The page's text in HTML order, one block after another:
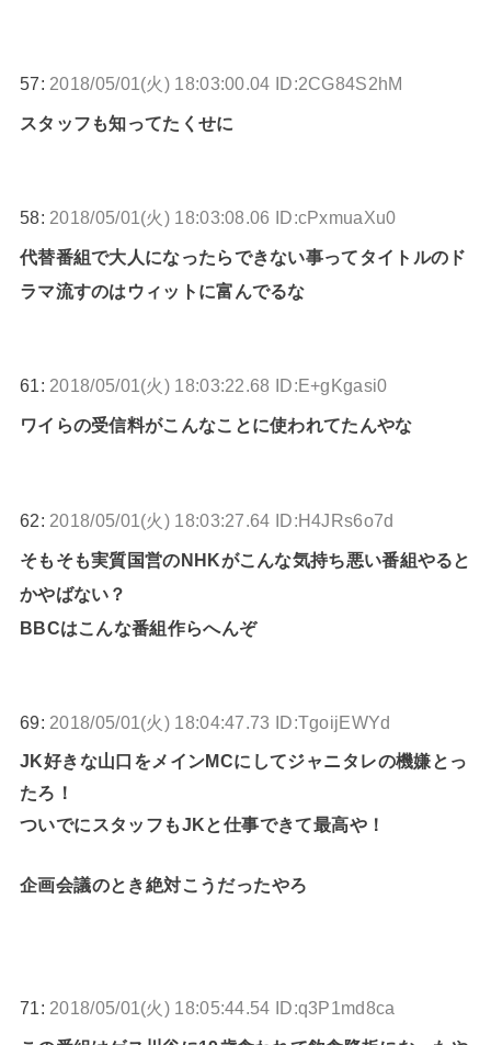
57: 2018/05/01(火) 18:03:00.04 ID:2CG84S2hM
スタッフも知ってたくせに
58: 2018/05/01(火) 18:03:08.06 ID:cPxmuaXu0
代替番組で大人になったらできない事ってタイトルのド
ラマ流すのはウィットに富んでるな
61: 2018/05/01(火) 18:03:22.68 ID:E+gKgasi0
ワイらの受信料がこんなことに使われてたんやな
62: 2018/05/01(火) 18:03:27.64 ID:H4JRs6o7d
そもそも実質国営のNHKがこんな気持ち悪い番組やると
かやばない？
BBCはこんな番組作らへんぞ
69: 2018/05/01(火) 18:04:47.73 ID:TgoijEWYd
JK好きな山口をメインMCにしてジャニタレの機嫌とっ
たろ！
ついでにスタッフもJKと仕事できて最高や！
企画会議のとき絶対こうだったやろ
71: 2018/05/01(火) 18:05:44.54 ID:q3P1md8ca